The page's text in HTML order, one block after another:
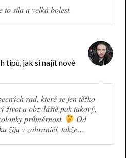
to síla a velká bolest.
tipů, jak si najít nové
rad, které se jen těžko
život a obzvláště pak takový,
průměrnost.
Od
žiju v zahraničí, takže…